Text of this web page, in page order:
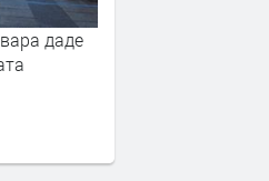
даде